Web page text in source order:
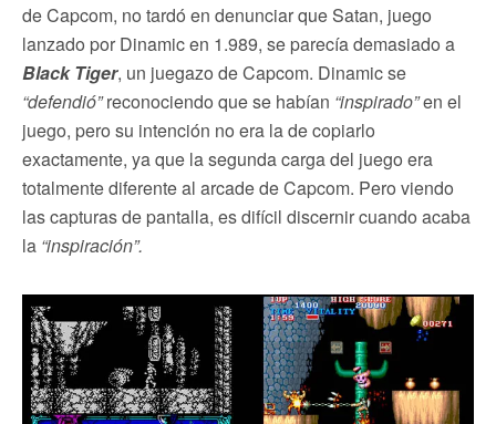
de Capcom, no tardó en denunciar que Satan, juego
lanzado por Dinamic en 1.989, se parecía demasiado a
Black Tiger, un juegazo de Capcom. Dinamic se
“defendió”reconociendo que se habían “inspirado”en el
juego, pero su intención no era la de copiarlo
exactamente, ya que la segunda carga del juego era
totalmente diferente al arcade de Capcom. Pero viendo
las capturas de pantalla, es difícil discernir cuando acaba
la “inspiración”.